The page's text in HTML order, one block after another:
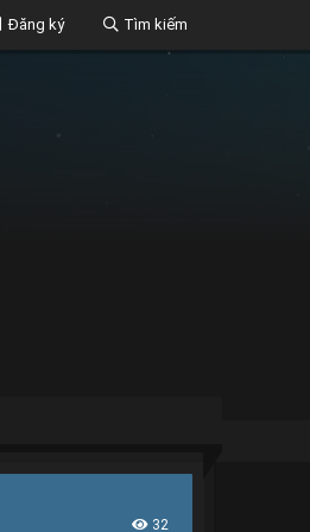
Đăng ký Tìm kiếm
32